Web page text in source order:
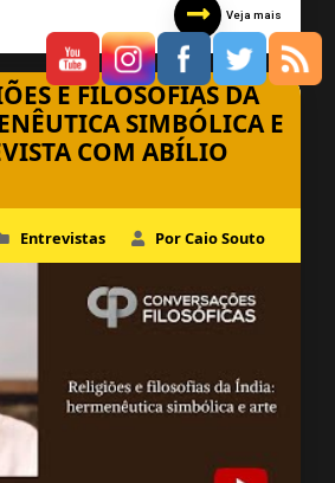
Veja mais
E FILOSOFIAS DA
SIMBÓLICA E
COM ABÍLIO
Entrevistas Por Caio Souto